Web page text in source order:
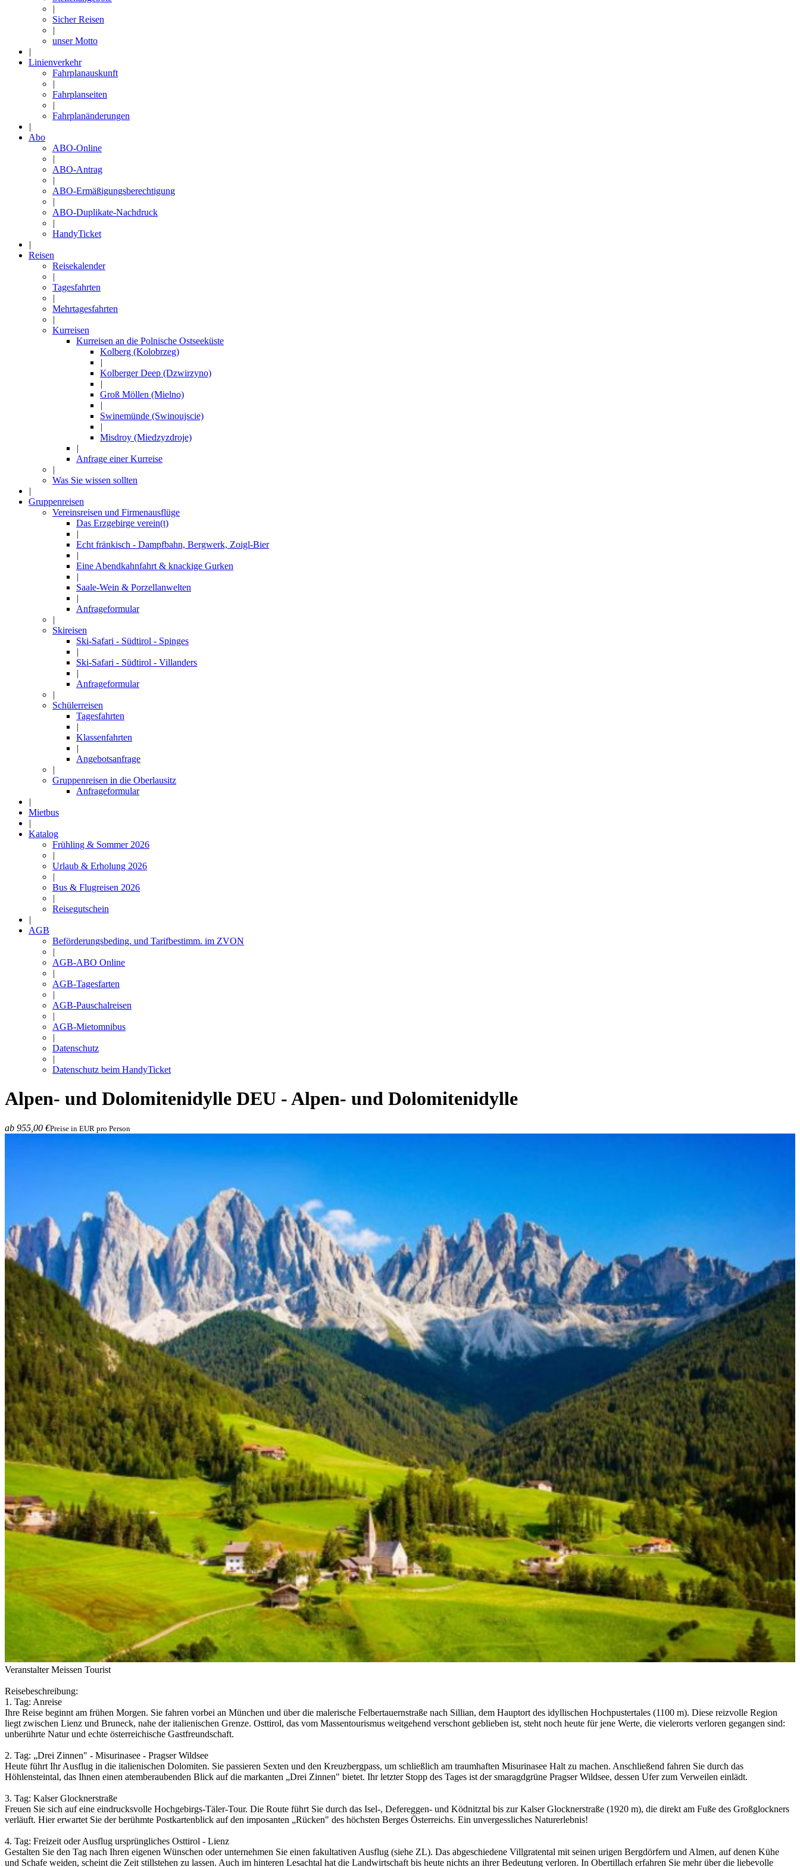
|
Sicher Reisen
|
unser Motto
|
Linienverkehr
Fahrplanauskunft
|
Fahrplanseiten
|
Fahrplanänderungen
|
Abo
ABO-Online
|
ABO-Antrag
|
ABO-Ermäßigungsberechtigung
|
ABO-Duplikate-Nachdruck
|
HandyTicket
|
Reisen
Reisekalender
|
Tagesfahrten
|
Mehrtagesfahrten
|
Kurreisen
Kurreisen an die Polnische Ostseeküste
Kolberg (Kolobrzeg)
|
Kolberger Deep (Dzwirzyno)
|
Groß Möllen (Mielno)
|
Swinemünde (Swinoujscie)
|
Misdroy (Miedzyzdroje)
|
Anfrage einer Kurreise
|
Was Sie wissen sollten
|
Gruppenreisen
Vereinsreisen und Firmenausflüge
Das Erzgebirge verein(t)
|
Echt fränkisch - Dampfbahn, Bergwerk, Zoigl-Bier
|
Eine Abendkahnfahrt & knackige Gurken
|
Saale-Wein & Porzellanwelten
|
Anfrageformular
|
Skireisen
Ski-Safari - Südtirol - Spinges
|
Ski-Safari - Südtirol - Villanders
|
Anfrageformular
|
Schülerreisen
Tagesfahrten
|
Klassenfahrten
|
Angebotsanfrage
|
Gruppenreisen in die Oberlausitz
Anfrageformular
|
Mietbus
|
Katalog
Frühling & Sommer 2026
|
Urlaub & Erholung 2026
|
Bus & Flugreisen 2026
|
Reisegutschein
|
AGB
Beförderungsbeding. und Tarifbestimm. im ZVON
|
AGB-ABO Online
|
AGB-Tagesfarten
|
AGB-Pauschalreisen
|
AGB-Mietomnibus
|
Datenschutz
|
Datenschutz beim HandyTicket
Alpen- und Dolomitenidylle DEU - Alpen- und Dolomitenidylle
ab 955,00 €Preise in EUR pro Person
Veranstalter Meissen Tourist
Reisebeschreibung:
1. Tag: Anreise
Ihre Reise beginnt am frühen Morgen. Sie fahren vorbei an München und über die malerische Felbertauernstraße nach Sillian, dem Hauptort des idyllischen Hochpustertales (1100 m). Diese reizvolle Region
liegt zwischen Lienz und Bruneck, nahe der italienischen Grenze. Osttirol, das vom Massentourismus weitgehend verschont geblieben ist, steht noch heute für jene Werte, die vielerorts verloren gegangen sind:
unberührte Natur und echte österreichische Gastfreundschaft.
2. Tag: „Drei Zinnen" - Misurinasee - Pragser Wildsee
Heute führt Ihr Ausflug in die italienischen Dolomiten. Sie passieren Sexten und den Kreuzbergpass, um schließlich am traumhaften Misurinasee Halt zu machen. Anschließend fahren Sie durch das
Höhlensteintal, das Ihnen einen atemberaubenden Blick auf die markanten „Drei Zinnen" bietet. Ihr letzter Stopp des Tages ist der smaragdgrüne Pragser Wildsee, dessen Ufer zum Verweilen einlädt.
3. Tag: Kalser Glocknerstraße
Freuen Sie sich auf eine eindrucksvolle Hochgebirgs-Täler-Tour. Die Route führt Sie durch das Isel-, Defereggen- und Ködnitztal bis zur Kalser Glocknerstraße (1920 m), die direkt am Fuße des Großglockners
verläuft. Hier erwartet Sie der berühmte Postkartenblick auf den imposanten „Rücken" des höchsten Berges Österreichs. Ein unvergessliches Naturerlebnis!
4. Tag: Freizeit oder Ausflug ursprüngliches Osttirol - Lienz
Gestalten Sie den Tag nach Ihren eigenen Wünschen oder unternehmen Sie einen fakultativen Ausflug (siehe ZL). Das abgeschiedene Villgratental mit seinen urigen Bergdörfern und Almen, auf denen Kühe
und Schafe weiden, scheint die Zeit stillstehen zu lassen. Auch im hinteren Lesachtal hat die Landwirtschaft bis heute nichts an ihrer Bedeutung verloren. In Obertillach erfahren Sie mehr über die liebevolle